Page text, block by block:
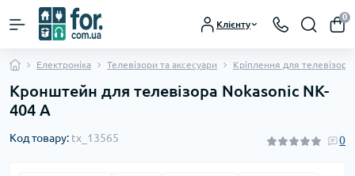
Клієнту
0
Електроніка Телевізори та аксесуари Кріплення для телевізорів
Кронштейн для телевізора Nokasonic NK-
404 А
Код товару: tx_13565 0